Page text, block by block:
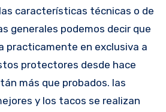
características técnicas o de
generales podemos decir que
practicamente en exclusiva a
protectores desde hace
más que probados. las
y los tacos se realizan